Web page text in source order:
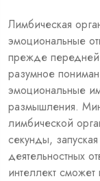
Лимбическая
эмоциональные
прежде передней
разумное
эмоциональные
размышления.
лимбической
секунды,
деятельностных
интеллект